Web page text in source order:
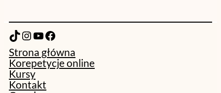
TikTok Instagram YouTube Facebook
Strona główna
Korepetycje online
Kursy
Kontakt